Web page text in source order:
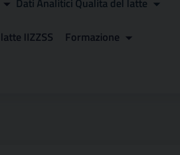
Dati Analitici Qualita del latte
IIZZSS Formazione